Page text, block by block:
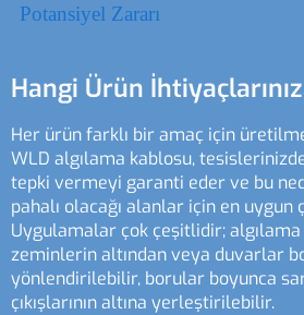
Potansiyel Zararı
Hangi Ürün
Her ürün farklı bir amaç için
WLD algılama kablosu,
tepki vermeyi garanti eder ve bu
pahalı olacağı alanlar için en uygun
Uygulamalar çok çeşitlidir;
zeminlerin altından veya duvarlar
yönlendirilebilir, borular boyunca
çıkışlarının altına yerleştirilebilir.